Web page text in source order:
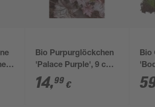
Bio Purpurglöckchen
'Palace Purple', 9 cm
Topf, 3er-Set
14,99 €
Bio